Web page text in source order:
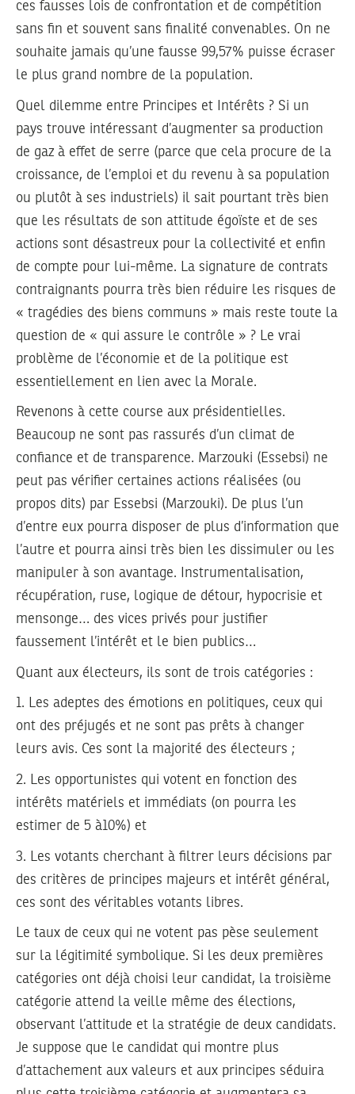
ces fausses lois de confrontation et de compétition
sans fin et souvent sans finalité convenables. On ne
souhaite jamais qu’une fausse 99,57% puisse écraser
le plus grand nombre de la population.
Quel dilemme entre Principes et Intérêts ? Si un
pays trouve intéressant d’augmenter sa production
de gaz à effet de serre (parce que cela procure de la
croissance, de l’emploi et du revenu à sa population
ou plutôt à ses industriels) il sait pourtant très bien
que les résultats de son attitude égoïste et de ses
actions sont désastreux pour la collectivité et enfin
de compte pour lui-même. La signature de contrats
contraignants pourra très bien réduire les risques de
« tragédies des biens communs » mais reste toute la
question de « qui assure le contrôle » ? Le vrai
problème de l’économie et de la politique est
essentiellement en lien avec la Morale.
Revenons à cette course aux présidentielles.
Beaucoup ne sont pas rassurés d’un climat de
confiance et de transparence. Marzouki (Essebsi) ne
peut pas vérifier certaines actions réalisées (ou
propos dits) par Essebsi (Marzouki). De plus l’un
d’entre eux pourra disposer de plus d’information que
l’autre et pourra ainsi très bien les dissimuler ou les
manipuler à son avantage. Instrumentalisation,
récupération, ruse, logique de détour, hypocrisie et
mensonge… des vices privés pour justifier
faussement l’intérêt et le bien publics…
Quant aux électeurs, ils sont de trois catégories :
1. Les adeptes des émotions en politiques, ceux qui
ont des préjugés et ne sont pas prêts à changer
leurs avis. Ces sont la majorité des électeurs ;
2. Les opportunistes qui votent en fonction des
intérêts matériels et immédiats (on pourra les
estimer de 5 à10%) et
3. Les votants cherchant à filtrer leurs décisions par
des critères de principes majeurs et intérêt général,
ces sont des véritables votants libres.
Le taux de ceux qui ne votent pas pèse seulement
sur la légitimité symbolique. Si les deux premières
catégories ont déjà choisi leur candidat, la troisième
catégorie attend la veille même des élections,
observant l’attitude et la stratégie de deux candidats.
Je suppose que le candidat qui montre plus
d’attachement aux valeurs et aux principes séduira